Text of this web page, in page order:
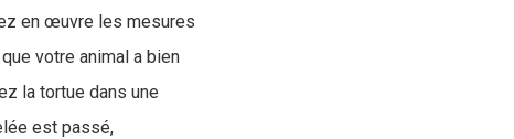
en œuvre les mesures
votre animal a bien
la tortue dans une
est passé,